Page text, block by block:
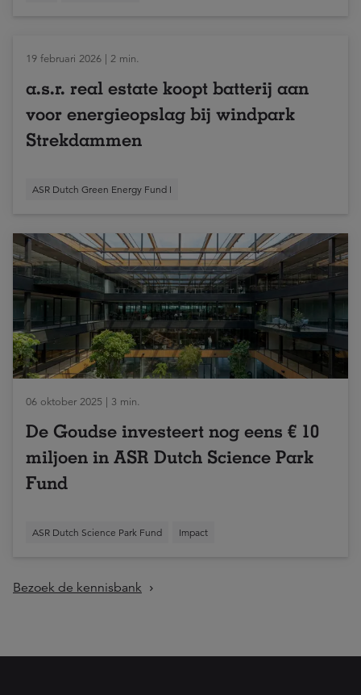
19 februari 2026 | 2 min.
a.s.r. real estate koopt batterij aan
voor energieopslag bij windpark
Strekdammen
ASR Dutch Green Energy Fund I
06 oktober 2025 | 3 min.
De Goudse investeert nog eens € 10
miljoen in ASR Dutch Science Park
Fund
ASR Dutch Science Park Fund Impact
Bezoek de kennisbank